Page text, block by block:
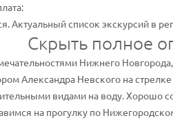
Актуальный список экскурсий в
Скрыть полное
Нижнего
Александра Невского на
видами на воду. Хорошо
на прогулку по